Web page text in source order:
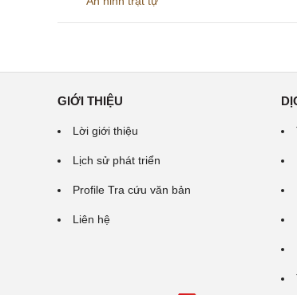
GIỚI THIỆU
Lời giới thiệu
Lịch sử phát triển
Profile Tra cứu văn bản
Liên hệ